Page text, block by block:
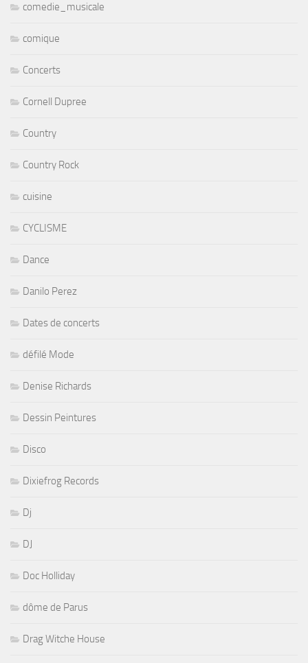
comedie_musicale
comique
Concerts
Cornell Dupree
Country
Country Rock
cuisine
CYCLISME
Dance
Danilo Perez
Dates de concerts
défilé Mode
Denise Richards
Dessin Peintures
Disco
Dixiefrog Records
Dj
DJ
Doc Holliday
dôme de Parus
Drag Witche House